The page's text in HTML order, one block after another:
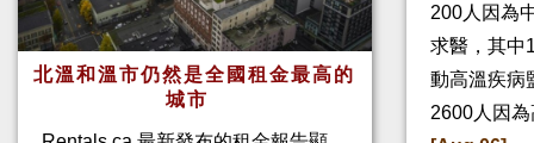
北溫和溫市仍然是全國租金最高的
城市
200人因為
求醫，其中
動高溫疾病
2600人因